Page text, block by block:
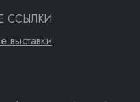
ССЫЛКИ
выставки